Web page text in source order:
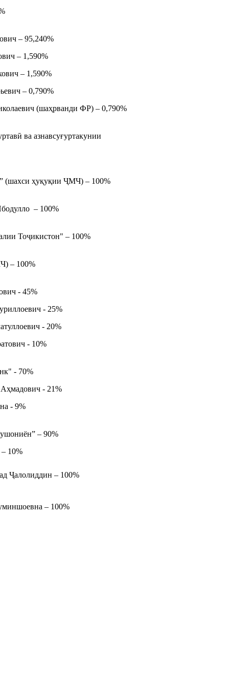
– 95,240%
– 1,590%
– 1,590%
– 0,790%
(шаҳрванди ФР) – 0,790%
ва азнавсуғуртакунии
ҳуқуқии ҶМЧ) – 100%
– 100%
Тоҷикистон" – 100%
– 100%
- 45%
- 25%
- 20%
- 10%
- 70%
- 21%
- 9%
– 90%
10%
Ҷалолиддин – 100%
– 100%